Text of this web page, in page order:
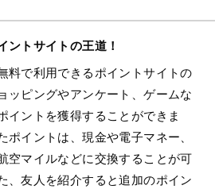
ントサイトの王道！
料で利用できるポイントサイトの
ッピングやアンケート、ゲームな
イントを獲得することができま
ポイントは、現金や電子マネー、
空マイルなどに交換することが可
、友人を紹介すると追加のポイン